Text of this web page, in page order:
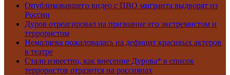
Опубликовавшего видео с ПВО мигранта выдворят из
России
Дуров отреагировал на признание его экстремистом и
террористом
Немоляева пожаловалась на дефицит красивых актеров
в театре
Стало известно, как внесение Дурова* в список
террористов отразится на россиянах